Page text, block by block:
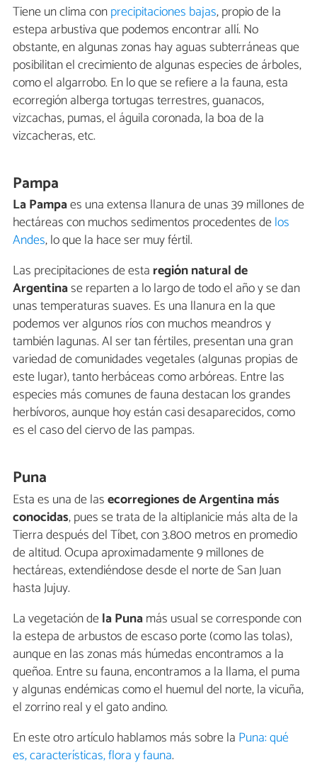
Tiene un clima conprecipitaciones bajas, propio de la
estepa arbustiva que podemos encontrar allí. No
obstante, en algunas zonas hay aguas subterráneas que
posibilitan el crecimiento de algunas especies de árboles,
como el algarrobo. En lo que se refiere a la fauna, esta
ecorregión alberga tortugas terrestres, guanacos,
vizcachas, pumas, el águila coronada, la boa de la
vizcacheras, etc.
Pampa
La Pampaes una extensa llanura de unas 39 millones de
hectáreas con muchos sedimentos procedentes delos
Andes, lo que la hace ser muy fértil.
Las precipitaciones de esta región natural de
Argentinase reparten a lo largo de todo el año y se dan
unas temperaturas suaves. Es una llanura en la que
podemos ver algunos ríos con muchos meandros y
también lagunas. Al ser tan fértiles, presentan una gran
variedad de comunidades vegetales (algunas propias de
este lugar), tanto herbáceas como arbóreas. Entre las
especies más comunes de fauna destacan los grandes
herbívoros, aunque hoy están casi desaparecidos, como
es el caso del ciervo de las pampas.
Puna
Esta es una de lasecorregiones de Argentina más
conocidas, pues se trata de la altiplanicie más alta de la
Tierra después del Tíbet, con 3.800 metros en promedio
de altitud. Ocupa aproximadamente 9 millones de
hectáreas, extendiéndose desde el norte de San Juan
hasta Jujuy.
La vegetación dela Punamás usual se corresponde con
la estepa de arbustos de escaso porte (como las tolas),
aunque en las zonas más húmedas encontramos a la
queñoa. Entre su fauna, encontramos a la llama, el puma
y algunas endémicas como el huemul del norte, la vicuña,
el zorrino real y el gato andino.
En este otro artículo hablamos más sobre la Puna: qué
es, características, flora y fauna.